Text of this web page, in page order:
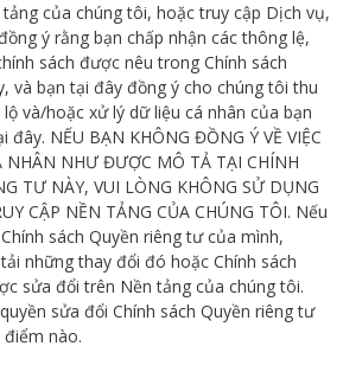
của chúng tôi, hoặc truy cập Dịch vụ,
ý rằng bạn chấp nhận các thông lệ,
sách được nêu trong Chính sách
và bạn tại đây đồng ý cho chúng tôi thu
và/hoặc xử lý dữ liệu cá nhân của bạn
NẾU BẠN KHÔNG ĐỒNG Ý VỀ VIỆC
NHÂN NHƯ ĐƯỢC MÔ TẢ TẠI CHÍNH
TƯ NÀY, VUI LÒNG KHÔNG SỬ DỤNG
CẬP NỀN TẢNG CỦA CHÚNG TÔI. Nếu
sách Quyền riêng tư của mình,
những thay đổi đó hoặc Chính sách
sửa đổi trên Nền tảng của chúng tôi.
sửa đổi Chính sách Quyền riêng tư
nào.